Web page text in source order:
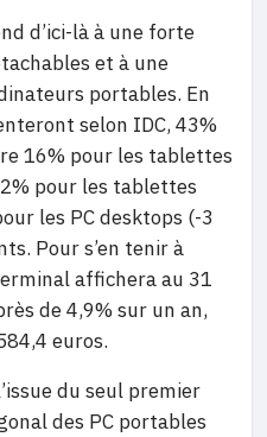
d’ici-là à une forte
et à une
portables. En
selon IDC, 43%
16% pour les tablettes
pour les tablettes
les PC desktops (-3
Pour s’en tenir à
affichera au 31
de 4,9% sur un an,
euros.
du seul premier
des PC portables